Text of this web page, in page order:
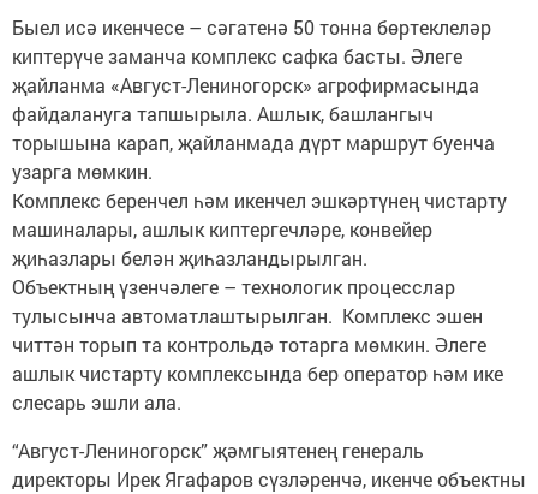
Быел исә икенчесе – сәгатенә 50 тонна бөртеклеләр
киптерүче заманча комплекс сафка басты. Әлеге
җайланма «Август-Лениногорск» агрофирмасында
файдалануга тапшырыла. Ашлык, башлангыч
торышына карап, җайланмада дүрт маршрут буенча
узарга мөмкин.
Комплекс беренчел һәм икенчел эшкәртүнең чистарту
машиналары, ашлык киптергечләре, конвейер
җиһазлары белән җиһазландырылган.
Объектның үзенчәлеге – технологик процесслар
тулысынча автоматлаштырылган. Комплекс эшен
читтән торып та контрольдә тотарга мөмкин. Әлеге
ашлык чистарту комплексында бер оператор һәм ике
слесарь эшли ала.
“Август-Лениногорск” җәмгыятенең генераль
директоры Ирек Ягафаров сүзләренчә, икенче объектны